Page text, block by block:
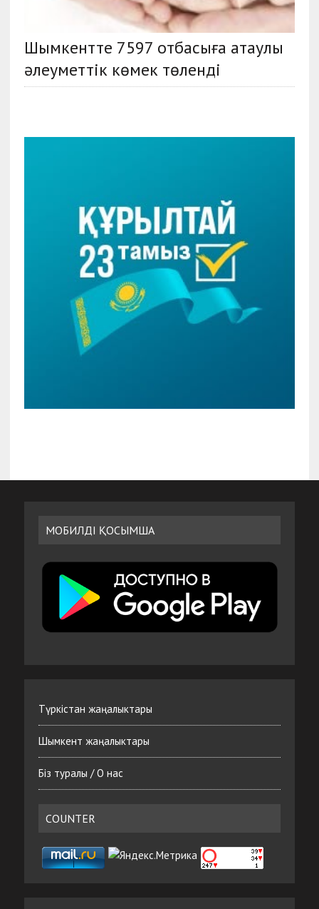
Шымкентте 7597 отбасыға атаулы
әлеуметтік көмек төленді
МОБИЛДІ ҚОСЫМША
Түркістан жаңалыктары
Шымкент жаңалыктары
Біз туралы / О нас
COUNTER